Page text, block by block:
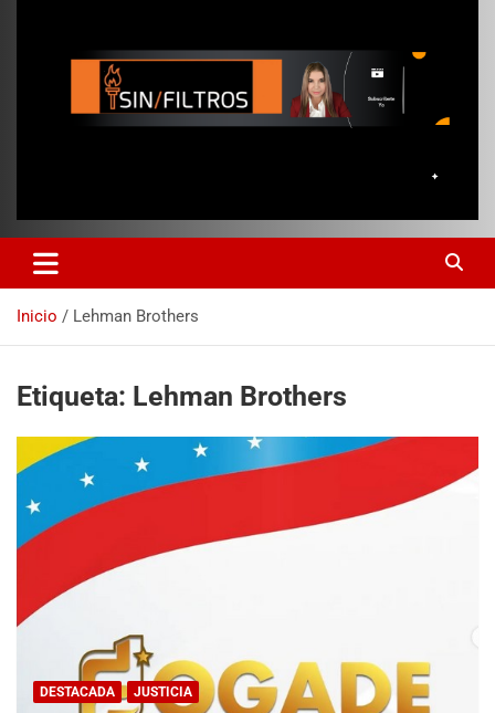
Inicio Lehman Brothers
Etiqueta: Lehman Brothers
DESTACADA JUSTICIA